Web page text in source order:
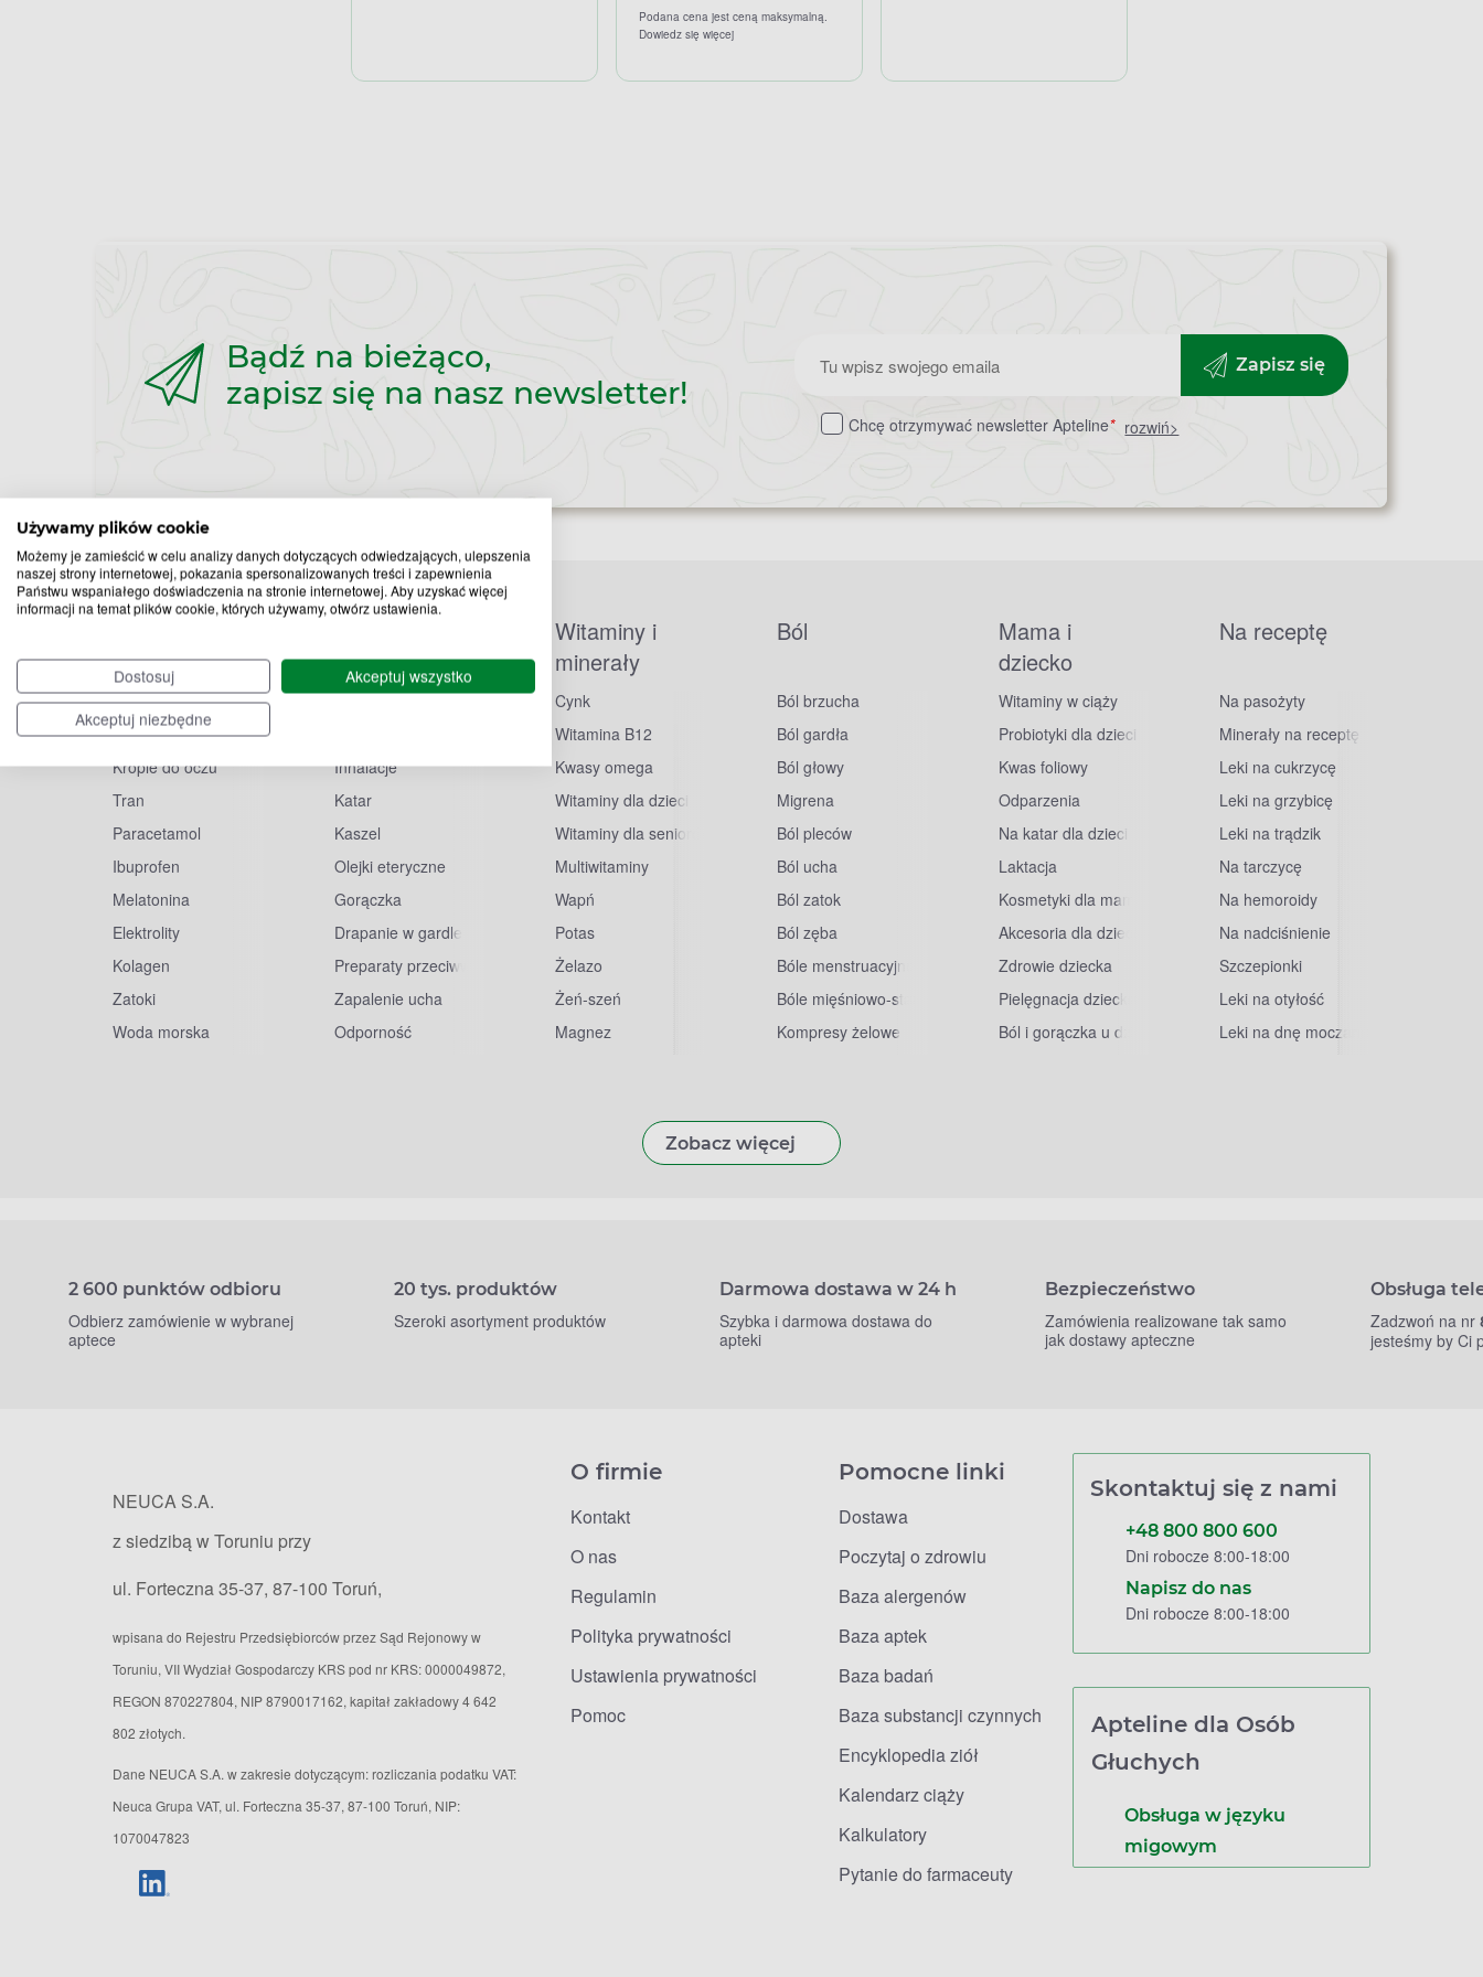
Używamy plików cookie
Możemy je zamieścić w celu analizy danych dotyczących odwiedzających, ulepszenia
naszej strony internetowej, pokazania spersonalizowanych treści i zapewnienia
Państwu wspaniałego doświadczenia na stronie internetowej. Aby uzyskać więcej
informacji na temat plików cookie, których używamy, otwórz ustawienia.
Dostosuj
Akceptuj wszystko
Akceptuj niezbędne
Podana cena jest ceną maksymalną.
Dowiedz się więcej
Bądź na bieżąco,
zapisz się na nasz newsletter!
Zapisz
do
Zapisz się
Chcę otrzymywać newsletter Apteline* rozwiń>
zapytania
Witamina D
Witamina C
Krople do oczu
Tran
Paracetamol
Ibuprofen
Melatonina
Elektrolity
Kolagen
Zatoki
Woda morska
grypa
Termometry
Inhalacje
Katar
Kaszel
Olejki eteryczne
Gorączka
Drapanie w gardle
Preparaty przeciwwirusowe
Zapalenie ucha
Odporność
Witaminy i
minerały
Cynk
Witamina B12
Kwasy omega
Witaminy dla dzieci
Witaminy dla seniorów
Multiwitaminy
Wapń
Potas
Żelazo
Żeń-szeń
Magnez
Ból
Ból brzucha
Ból gardła
Ból głowy
Migrena
Ból pleców
Ból ucha
Ból zatok
Ból zęba
Bóle menstruacyjne
Bóle mięśniowo-stawowe
Kompresy żelowe
Mama i
dziecko
Witaminy w ciąży
Probiotyki dla dzieci
Kwas foliowy
Odparzenia
Na katar dla dzieci
Laktacja
Kosmetyki dla mam
Akcesoria dla dzieci
Zdrowie dziecka
Pielęgnacja dziecka
Ból i gorączka u dzieci
Na receptę
Na pasożyty
Minerały na receptę
Leki na cukrzycę
Leki na grzybicę
Leki na trądzik
Na tarczycę
Na hemoroidy
Na nadciśnienie
Szczepionki
Leki na otyłość
Leki na dnę moczanową
Zobacz więcej
2 600 punktów odbioru
Odbierz zamówienie w wybranej
aptece
20 tys. produktów
Szeroki asortyment produktów
Darmowa dostawa w 24 h
Szybka i darmowa dostawa do
apteki
Bezpieczeństwo
Zamówienia realizowane tak samo
jak dostawy apteczne
Obsługa
Zadzwoń na nr
jesteśmy by Ci
NEUCA S.A.
z siedzibą w Toruniu przy
ul. Forteczna 35-37, 87-100 Toruń,
wpisana do Rejestru Przedsiębiorców przez Sąd Rejonowy w
Toruniu, VII Wydział Gospodarczy KRS pod nr KRS: 0000049872,
REGON 870227804, NIP 8790017162, kapitał zakładowy 4 642
802 złotych.
Dane NEUCA S.A. w zakresie dotyczącym: rozliczania podatku VAT:
Neuca Grupa VAT, ul. Forteczna 35-37, 87-100 Toruń, NIP:
1070047823
O firmie
Kontakt
O nas
Regulamin
Polityka prywatności
Ustawienia prywatności
Pomoc
Pomocne linki
Dostawa
Poczytaj o zdrowiu
Baza alergenów
Baza aptek
Baza badań
Baza substancji czynnych
Encyklopedia ziół
Kalendarz ciąży
Kalkulatory
Pytanie do farmaceuty
Skontaktuj się z nami
+48 800 800 600
Dni robocze 8:00-18:00
Napisz do nas
Dni robocze 8:00-18:00
Apteline dla Osób
Głuchych
Obsługa w języku
migowym